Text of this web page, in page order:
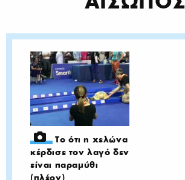
Το ότι η χελώνα
κέρδισε τον λαγό δεν
είναι παραμύθι
(πλέον)